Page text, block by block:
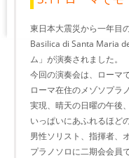
東日本大震災から一年目
Basilica di Santa Maria
ム」が演奏されました。
今回の演奏会は、ローマ
ローマ在住のメゾソプラ
実現、晴天の日曜の午後
いっぱいにあふれるほど
男性ソリスト、指揮者、
プラノソロに二期会会員